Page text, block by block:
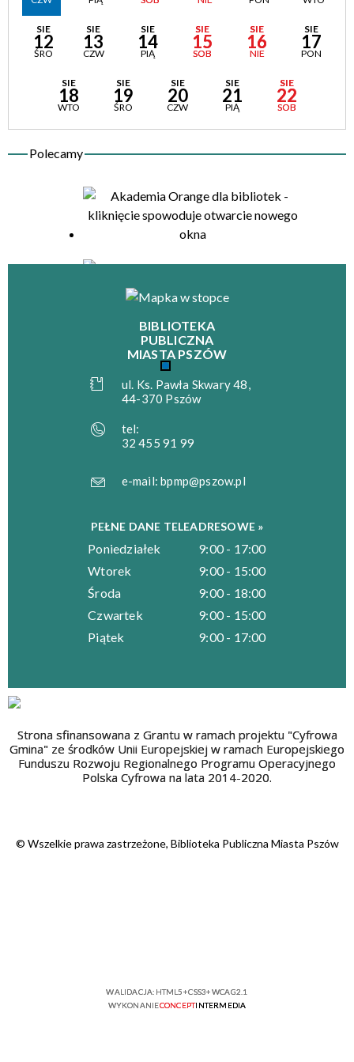
SIE
12
ŚRO
SIE
13
CZW
SIE
14
PIĄ
SIE
15
SOB
SIE
16
NIE
SIE
17
PON
SIE
18
WTO
SIE
19
ŚRO
SIE
20
CZW
SIE
21
PIĄ
SIE
22
SOB
BIBLIOTEKA
PUBLICZNA
MIASTA PSZÓW
ul. Ks. Pawła Skwary 48,
44-370 Pszów
tel:
32 455 91 99
e-mail:bpmp@pszow.pl
PEŁNE DANE TELEADRESOWE »
Poniedziałek
9:00 - 17:00
Wtorek
9:00 - 15:00
Środa
9:00 - 18:00
Czwartek
9:00 - 15:00
Piątek
9:00 - 17:00
Strona sfinansowana z Grantu w ramach projektu "Cyfrowa
Gmina" ze środków Unii Europejskiej w ramach Europejskiego
Funduszu Rozwoju Regionalnego Programu Operacyjnego
Polska Cyfrowa na lata 2014-2020.
© Wszelkie prawa zastrzeżone, Biblioteka Publiczna Miasta Pszów
WALIDACJA: HTML5+CSS3+WCAG 2.1
WYKONANIECONCEPTINTERMEDIA